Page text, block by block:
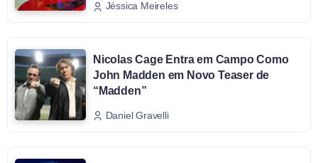
Jéssica Meireles
Nicolas Cage Entra em Campo Como
John Madden em Novo Teaser de
“Madden”
Daniel Gravelli